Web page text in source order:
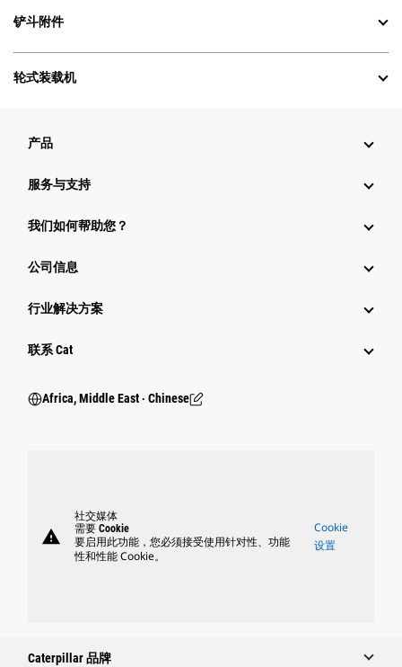
铲斗附件
轮式装载机
产品
服务与支持
我们如何帮助您？
公司信息
行业解决方案
行业
联系 Cat
Africa, Middle East ‧ Chinese
warning
社交媒体
需要 Cookie
要启用此功能，您必须接受使用针对性、功能
性和性能 Cookie。
Cookie
设置
Caterpillar 品牌